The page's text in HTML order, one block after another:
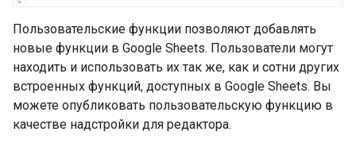
Пользовательские функции позволяют добавлять
новые функции в Google Sheets. Пользователи могут
находить и использовать их так же, как и сотни других
встроенных функций, доступных в Google Sheets. Вы
можете опубликовать пользовательскую функцию в
качестве надстройки для редактора.